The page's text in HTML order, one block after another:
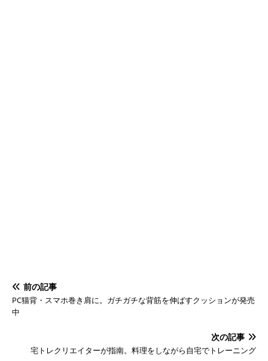
前の記事
PC猫背・スマホ巻き肩に。ガチガチな背筋を伸ばすクッションが発売
中
次の記事
宅トレクリエイターが指南。料理をしながら自宅でトレーニング